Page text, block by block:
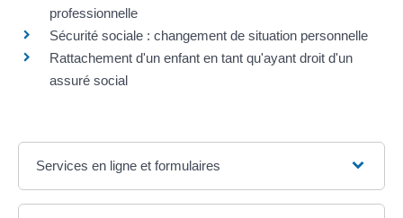
professionnelle
Sécurité sociale : changement de situation personnelle
Rattachement d'un enfant en tant qu'ayant droit d'un
assuré social
Services en ligne et formulaires